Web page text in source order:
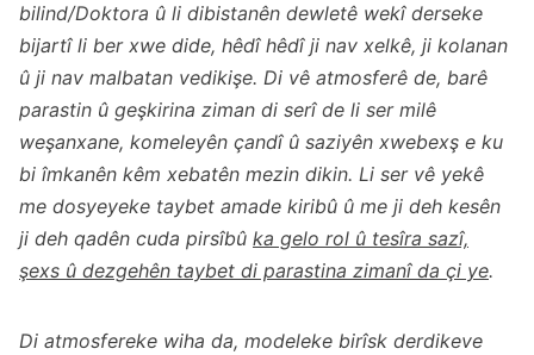
bilind/Doktora û li dibistanên dewletê wekî derseke
bijartî li ber xwe dide, hêdî hêdî ji nav xelkê, ji kolanan
û ji nav malbatan vedikişe. Di vê atmosferê de, barê
parastin û geşkirina ziman di serî de li ser milê
weşanxane, komeleyên çandî û saziyên xwebexş e ku
bi îmkanên kêm xebatên mezin dikin. Li ser vê yekê
me dosyeyeke taybet amade kiribû û me ji deh kesên
ji deh qadên cuda pirsîbû ka gelo rol û tesîra sazî,
şexs û dezgehên taybet di parastina zimanî da çi ye.
Di atmosfereke wiha da, modeleke birîsk derdikeve